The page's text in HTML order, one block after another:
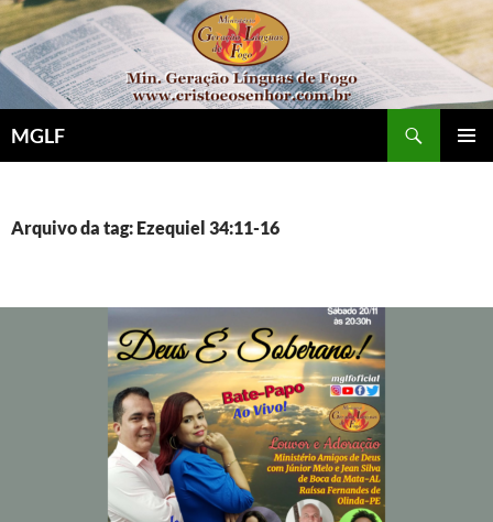
Pular
para
o
conteúdo
MGLF
Arquivo da tag: Ezequiel 34:11-16